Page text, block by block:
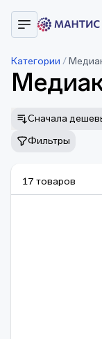
Категории /
Сначала
Фильтры
17 товаров